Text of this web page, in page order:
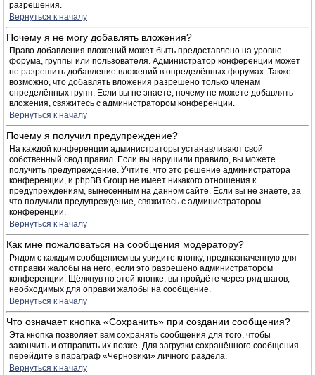
разрешения.
Вернуться к началу
Почему я не могу добавлять вложения?
Право добавления вложений может быть предоставлено на уровне
форума, группы или пользователя. Администратор конференции может
не разрешить добавление вложений в определённых форумах. Также
возможно, что добавлять вложения разрешено только членам
определённых групп. Если вы не знаете, почему не можете добавлять
вложения, свяжитесь с администратором конференции.
Вернуться к началу
Почему я получил предупреждение?
На каждой конференции администраторы устанавливают свой
собственный свод правил. Если вы нарушили правило, вы можете
получить предупреждение. Учтите, что это решение администратора
конференции, и phpBB Group не имеет никакого отношения к
предупреждениям, вынесенным на данном сайте. Если вы не знаете, за
что получили предупреждение, свяжитесь с администратором
конференции.
Вернуться к началу
Как мне пожаловаться на сообщения модератору?
Рядом с каждым сообщением вы увидите кнопку, предназначенную для
отправки жалобы на него, если это разрешено администратором
конференции. Щёлкнув по этой кнопке, вы пройдёте через ряд шагов,
необходимых для оправки жалобы на сообщение.
Вернуться к началу
Что означает кнопка «Сохранить» при создании сообщения?
Эта кнопка позволяет вам сохранять сообщения для того, чтобы
закончить и отправить их позже. Для загрузки сохранённого сообщения
перейдите в параграф «Черновики» личного раздела.
Вернуться к началу